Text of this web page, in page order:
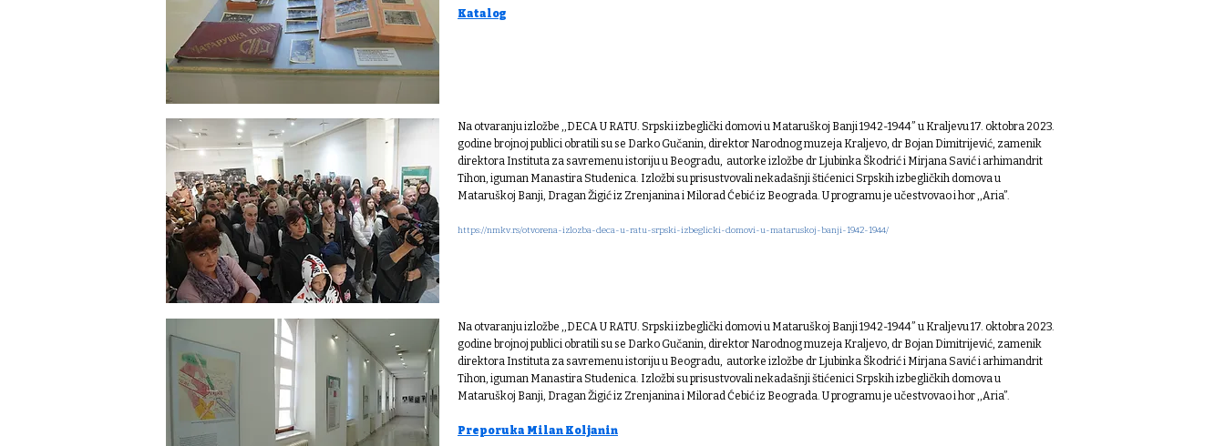
Katalog
Na otvaranju izložbe ,,DECA U RATU. Srpski izbeglički domovi u Mataruškoj Banji 1942-1944” u Kraljevu 17. oktobra 2023.
godine brojnoj publici obratili su se Darko Gučanin, direktor Narodnog muzeja Kraljevo, dr Bojan Dimitrijević, zamenik
direktora Instituta za savremenu istoriju u Beogradu, autorke izložbe dr Ljubinka Škodrić i Mirjana Savić i arhimandrit
Tihon, iguman Manastira Studenica. Izložbi su prisustvovali nekadašnji štićenici Srpskih izbegličkih domova u
Mataruškoj Banji, Dragan Žigić iz Zrenjanina i Milorad Ćebić iz Beograda. U programu je učestvovao i hor ,,Aria”.
https://nmkv.rs/otvorena-izlozba-deca-u-ratu-srpski-izbeglicki-domovi-u-mataruskoj-banji-1942-1944/
Na otvaranju izložbe ,,DECA U RATU. Srpski izbeglički domovi u Mataruškoj Banji 1942-1944” u Kraljevu 17. oktobra 2023.
godine brojnoj publici obratili su se Darko Gučanin, direktor Narodnog muzeja Kraljevo, dr Bojan Dimitrijević, zamenik
direktora Instituta za savremenu istoriju u Beogradu, autorke izložbe dr Ljubinka Škodrić i Mirjana Savić i arhimandrit
Tihon, iguman Manastira Studenica. Izložbi su prisustvovali nekadašnji štićenici Srpskih izbegličkih domova u
Mataruškoj Banji, Dragan Žigić iz Zrenjanina i Milorad Ćebić iz Beograda. U programu je učestvovao i hor ,,Aria”.
Preporuka Milan Koljanin